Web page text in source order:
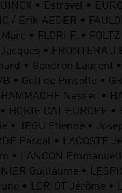
• Estravel •
/ Erik AEDER •
• FLORI F. •
• FRONTERA
• Gendron Laurent
• Golf de Pinsolle •
Nasser •
CAT EUROPE •
• JEGU Etienne •
Pascal • LACOSTE
• LANCON
Guillaume •
• LORIOT Jérôme •